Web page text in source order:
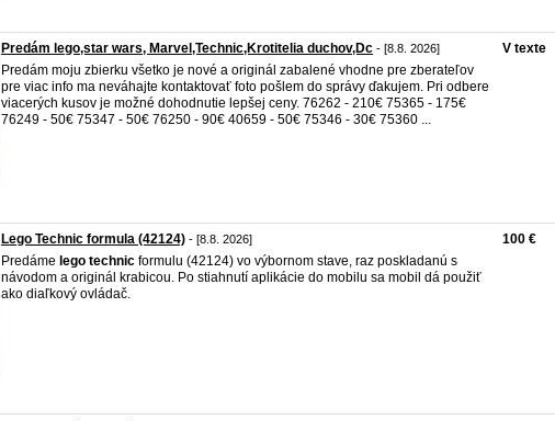
Predám lego,star wars, Marvel,Technic,Krotitelia duchov,Dc - [8.8. 2026]
Predám moju zbierku všetko je nové a originál zabalené vhodne pre zberateľov
pre viac info ma neváhajte kontaktovať foto pošlem do správy ďakujem. Pri odbere
viacerých kusov je možné dohodnutie lepšej ceny. 76262 - 210€ 75365 - 175€
76249 - 50€ 75347 - 50€ 76250 - 90€ 40659 - 50€ 75346 - 30€ 75360 ...
V texte
Lego Technic formula (42124) - [8.8. 2026]
Predáme lego technic formulu (42124) vo výbornom stave, raz poskladanú s
návodom a originál krabicou. Po stiahnutí aplikácie do mobilu sa mobil dá použiť
ako diaľkový ovládač.
100 €